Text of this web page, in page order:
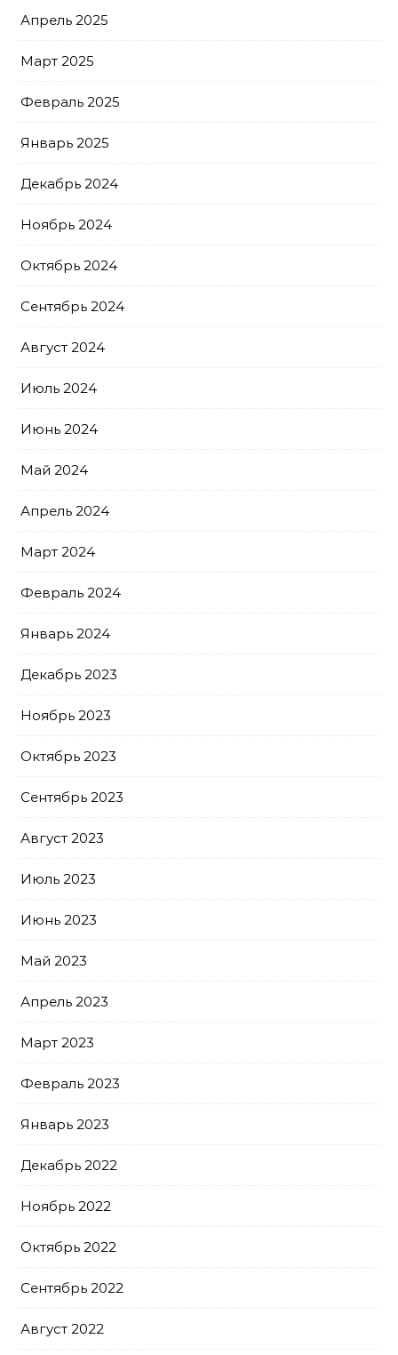
Апрель 2025
Март 2025
Февраль 2025
Январь 2025
Декабрь 2024
Ноябрь 2024
Октябрь 2024
Сентябрь 2024
Август 2024
Июль 2024
Июнь 2024
Май 2024
Апрель 2024
Март 2024
Февраль 2024
Январь 2024
Декабрь 2023
Ноябрь 2023
Октябрь 2023
Сентябрь 2023
Август 2023
Июль 2023
Июнь 2023
Май 2023
Апрель 2023
Март 2023
Февраль 2023
Январь 2023
Декабрь 2022
Ноябрь 2022
Октябрь 2022
Сентябрь 2022
Август 2022